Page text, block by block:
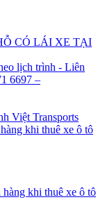
CÓ LÁI XE TẠI
lịch trình - Liên
6697 –
Việt Transports
khi thuê xe ô tô
khi thuê xe ô tô